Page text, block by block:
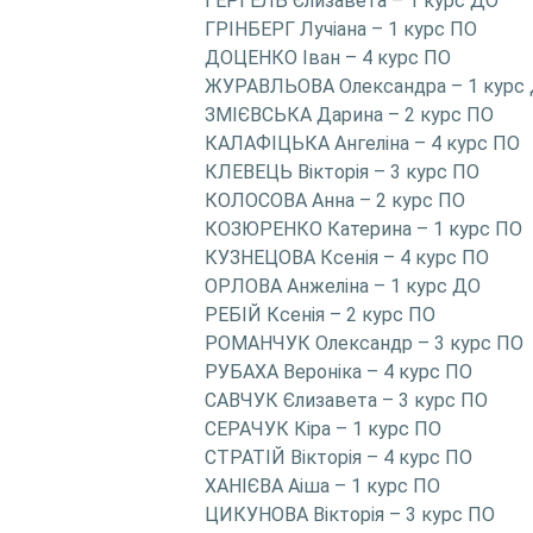
ГРІНБЕРГ Лучіана – 1 курс ПО
ДОЦЕНКО Іван – 4 курс ПО
ЖУРАВЛЬОВА Олександра – 1
ЗМІЄВСЬКА Дарина – 2 курс ПО
КАЛАФІЦЬКА Ангеліна – 4 курс ПО
КЛЕВЕЦЬ Вікторія – 3 курс ПО
КОЛОСОВА Анна – 2 курс ПО
КОЗЮРЕНКО Катерина – 1 курс ПО
КУЗНЕЦОВА Ксенія – 4 курс ПО
ОРЛОВА Анжеліна – 1 курс ДО
РЕБІЙ Ксенія – 2 курс ПО
РОМАНЧУК Олександр – 3 курс ПО
РУБАХА Вероніка – 4 курс ПО
САВЧУК Єлизавета – 3 курс ПО
СЕРАЧУК Кіра – 1 курс ПО
СТРАТІЙ Вікторія – 4 курс ПО
ХАНІЄВА Аіша – 1 курс ПО
ЦИКУНОВА Вікторія – 3 курс ПО